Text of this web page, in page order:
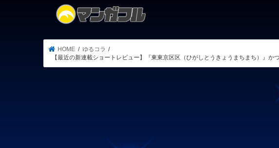
HOME
ゆるコラ
【最近の新連載ショートレビュー】『東東京区区（ひがしとうきょうまちまち）』